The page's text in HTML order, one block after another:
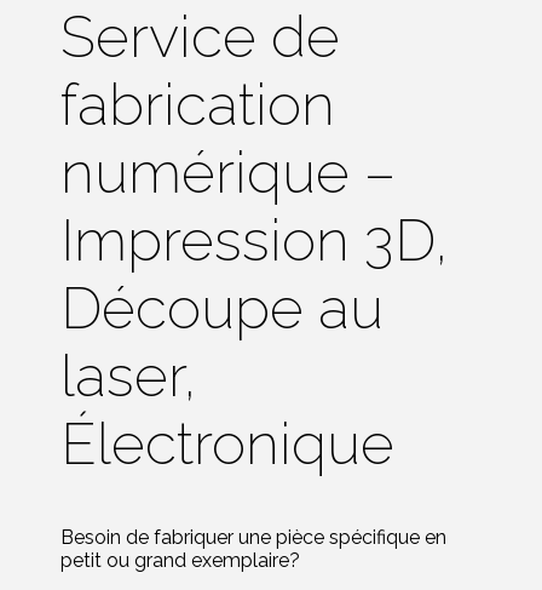
Service de
fabrication
numérique –
Impression 3D,
Découpe au
laser,
Électronique
Besoin de fabriquer une pièce spécifique en
petit ou grand exemplaire?